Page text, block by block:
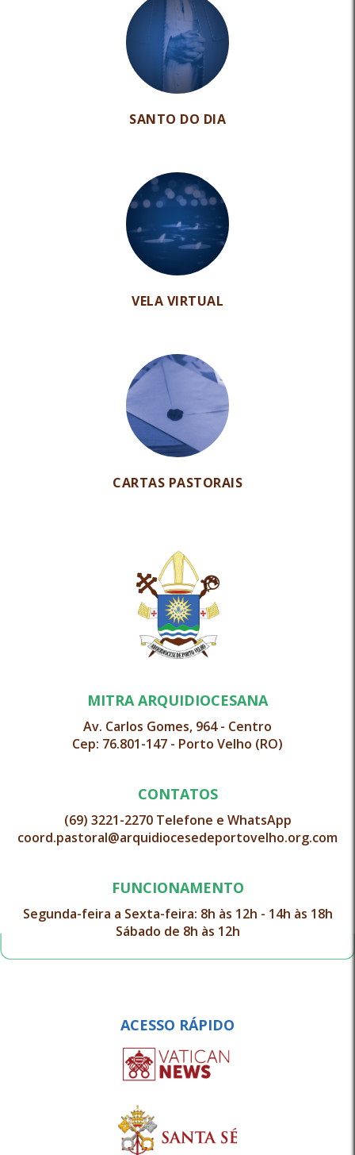
SANTO DO DIA
VELA VIRTUAL
CARTAS PASTORAIS
MITRA ARQUIDIOCESANA
Av. Carlos Gomes, 964 - Centro
Cep: 76.801-147 - Porto Velho (RO)
CONTATOS
(69) 3221-2270 Telefone e WhatsApp
coord.pastoral@arquidiocesedeportovelho.org.com
FUNCIONAMENTO
Segunda-feira a Sexta-feira: 8h às 12h - 14h às 18h
Sábado de 8h às 12h
ACESSO RÁPIDO